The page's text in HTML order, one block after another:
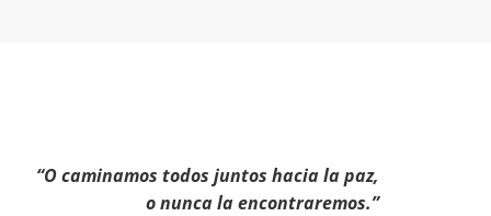
“O caminamos todos juntos hacia la paz,
o nunca la encontraremos.”